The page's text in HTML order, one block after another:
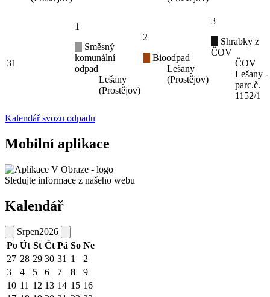
31
1
Směsný
komunální
odpad
Lešany
(Prostějov)
2
Bioodpad
Lešany
(Prostějov)
3
Shrabky z
ČOV
ČOV
Lešany -
parc.č.
1152/1
Kalendář svozu odpadu
Mobilní aplikace
Sledujte informace z našeho webu
Kalendář
Srpen2026
Po Út St Čt Pá So Ne
27 28 29 30 31 1
2
3
4 5 6 7 8
9
10 11 12 13 14 15 16